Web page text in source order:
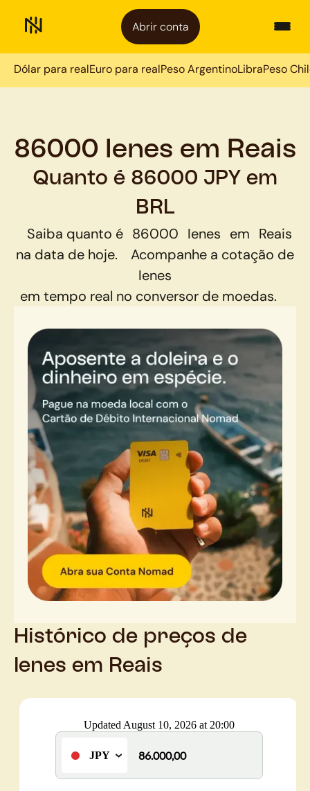
Abrir conta
Dólar para realEuro para realPeso ArgentinoLibraPeso
86000 Ienes em Reais
Quanto é 86000 JPY em
BRL
Saiba quanto é 86000 Ienes em Reais
na data de hoje.
Acompanhe a cotação de
Ienes
em tempo real no conversor de moedas.
Histórico de preços de
Ienes em Reais